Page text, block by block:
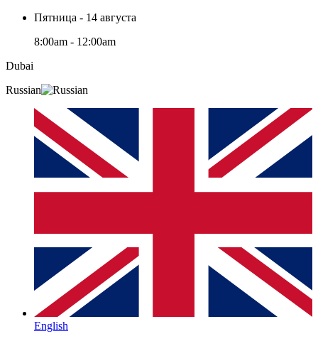
Пятница - 14 августа
8:00am - 12:00am
Dubai
Russian
English